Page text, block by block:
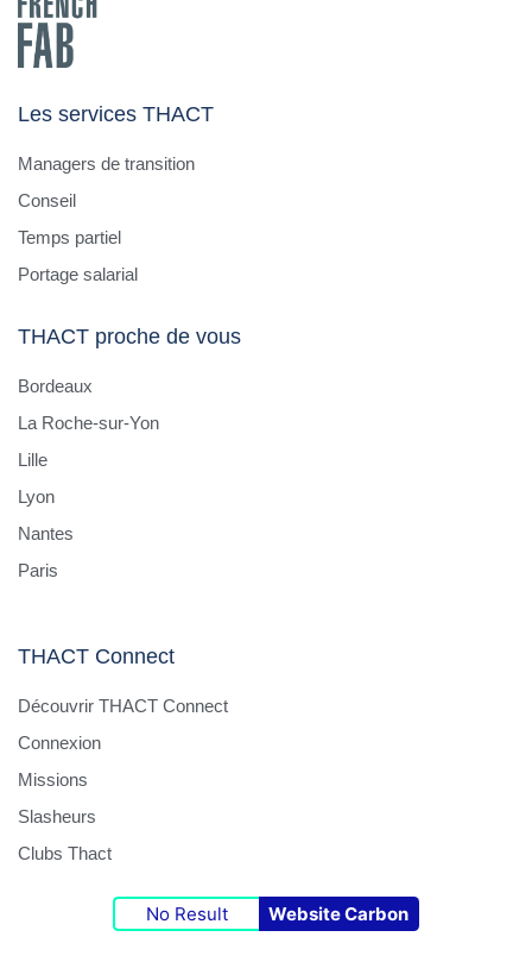
Les services THACT
Managers de transition
Conseil
Temps partiel
Portage salarial
THACT proche de vous
Bordeaux
La Roche-sur-Yon
Lille
Lyon
Nantes
Paris
THACT Connect
Découvrir THACT Connect
Connexion
Missions
Slasheurs
Clubs Thact
No Result Website Carbon